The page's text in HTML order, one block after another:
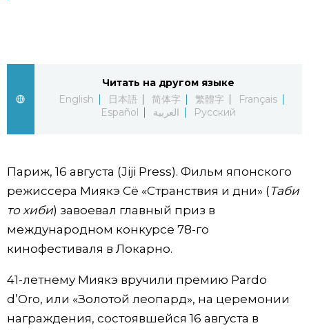
العربية
Новости
Путеводитель по Японии
Политика
Японский калейдоскоп
Читать на другом языке
English
日本語 简体字 繁體字
Français
Español
العربية Русский
Париж, 16 августа (Jiji Press). Фильм японского
режиссера Миякэ Сё «Странствия и дни» ( Таби
то хиби) завоевал главный приз в
международном конкурсе 78-го
кинофестиваля в Локарно.
41-летнему Миякэ вручили премию Pardo
d’Oro, или «Золотой леопард», на церемонии
награждения, состоявшейся 16 августа в